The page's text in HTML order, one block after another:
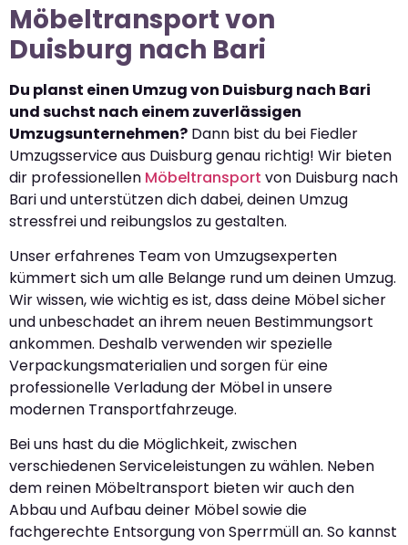
Möbeltransport von
Duisburg nach Bari
Du planst einen Umzug von Duisburg nach Bari
und suchst nach einem zuverlässigen
Umzugsunternehmen? Dann bist du bei Fiedler
Umzugsservice aus Duisburg genau richtig! Wir bieten
dir professionellen Möbeltransport von Duisburg nach
Bari und unterstützen dich dabei, deinen Umzug
stressfrei und reibungslos zu gestalten.
Unser erfahrenes Team von Umzugsexperten
kümmert sich um alle Belange rund um deinen Umzug.
Wir wissen, wie wichtig es ist, dass deine Möbel sicher
und unbeschadet an ihrem neuen Bestimmungsort
ankommen. Deshalb verwenden wir spezielle
Verpackungsmaterialien und sorgen für eine
professionelle Verladung der Möbel in unsere
modernen Transportfahrzeuge.
Bei uns hast du die Möglichkeit, zwischen
verschiedenen Serviceleistungen zu wählen. Neben
dem reinen Möbeltransport bieten wir auch den
Abbau und Aufbau deiner Möbel sowie die
fachgerechte Entsorgung von Sperrmüll an. So kannst